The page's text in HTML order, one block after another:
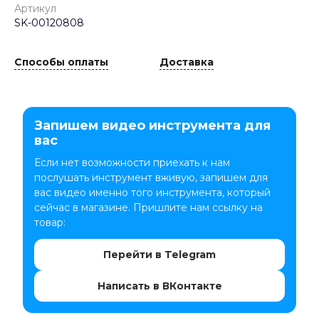
Артикул
SK-00120808
Способы оплаты Доставка
Запишем видео инструмента для
вас
Если нет возможности приехать к нам
послушать инструмент вживую, запишем для
вас видео именно того инструмента, который
сейчас в магазине. Пришлите нам ссылку на
товар:
Перейти в Telegram
Написать в ВКонтакте